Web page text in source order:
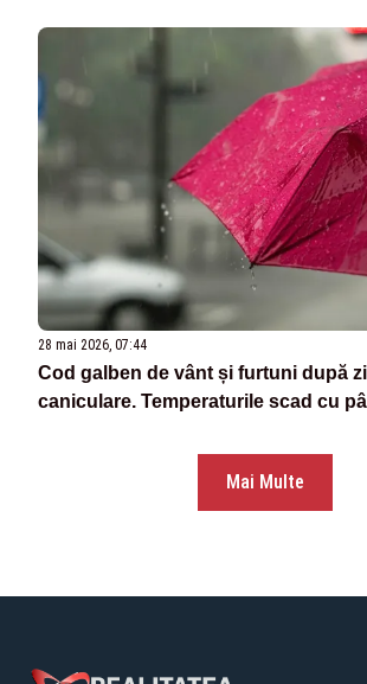
28 mai 2026, 07:44
Cod galben de vânt și furtuni după
caniculare. Temperaturile scad cu
Mai Multe